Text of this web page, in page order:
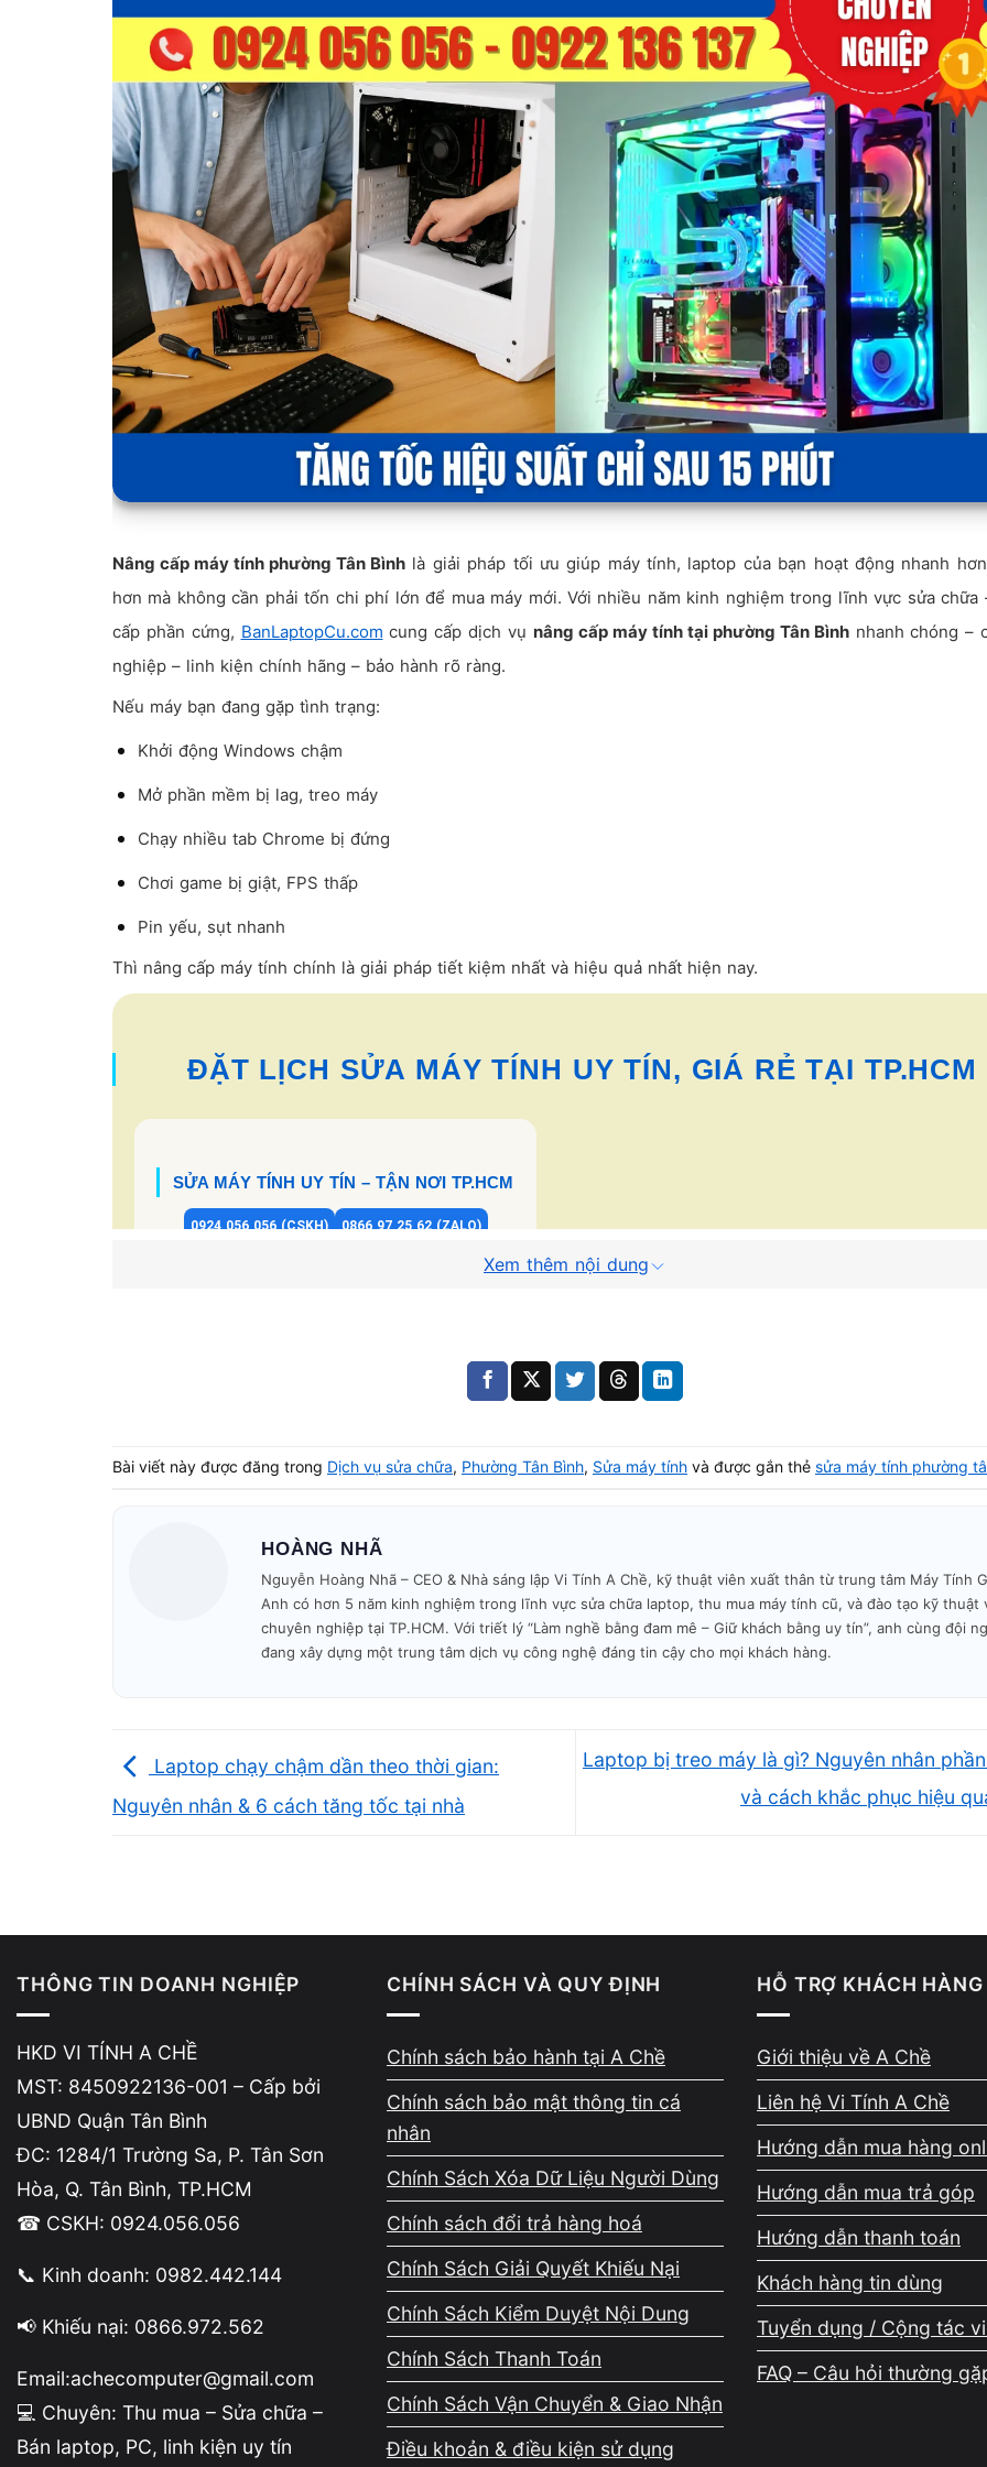
Nâng cấp máy tính phường Tân Bình là giải pháp tối ưu giúp máy tính, laptop của bạn hoạt động nhanh
hơn mà không cần phải tốn chi phí lớn để mua máy mới. Với nhiều năm kinh nghiệm trong lĩnh vực sửa chữa
cấp phần cứng, BanLaptopCu.com cung cấp dịch vụ nâng cấp máy tính tại phường Tân Bìnhnhanh chóng –
nghiệp – linh kiện chính hãng – bảo hành rõ ràng.
Nếu máy bạn đang gặp tình trạng:
Khởi động Windows chậm
Mở phần mềm bị lag, treo máy
Chạy nhiều tab Chrome bị đứng
Chơi game bị giật, FPS thấp
Pin yếu, sụt nhanh
Thì nâng cấp máy tính chính là giải pháp tiết kiệm nhất và hiệu quả nhất hiện nay.
ĐẶT LỊCH SỬA MÁY TÍNH UY TÍN, GIÁ RẺ TẠI TP.HCM
SỬA MÁY TÍNH UY TÍN – TẬN NƠI TP.HCM
0924 056 056 (CSKH) 0866 97 25 62 (ZALO)
Bảo mật dữ liệu tuyệt đối trước khi
khi sửa chữa.
Cam kếtBáo giá minh bạch -
Không ép giá.
📌 Điền form, kỹ thuật viên liên hệ trong 5 phút
🚗 Có mặt tại nhà khách trong30–45 phút.
🎁 Bảo hành minh bạch – không phát sinh phí.
Mở cửa: 09h00 – 19h30 mỗi ngày.
Vì sao khách hàng chọn Vi Tính A Chề
cần nâng cấp máy tính tại TP.HCM?
So với việc mua laptop mới tốn từ 12–30 triệu đồng, việc nâng cấp phần cứng giúp bạn:
Tiết kiệm 50–70% chi phí
Xem thêm nội dung
Bài viết này được đăng trong Dịch vụ sửa chữa, Phường Tân Bình, Sửa máy tính và được gắn thẻ sửa máy tính phường
HOÀNG NHÃ
Nguyễn Hoàng Nhã – CEO & Nhà sáng lập Vi Tính A Chề, kỹ thuật viên xuất thân từ trung tâm Máy Tính
Anh có hơn 5 năm kinh nghiệm trong lĩnh vực sửa chữa laptop, thu mua máy tính cũ, và đào tạo kỹ thuật
chuyên nghiệp tại TP.HCM. Với triết lý “Làm nghề bằng đam mê – Giữ khách bằng uy tín”, anh cùng đội
đang xây dựng một trung tâm dịch vụ công nghệ đáng tin cậy cho mọi khách hàng.
Laptop chạy chậm dần theo thời gian:
Nguyên nhân & 6 cách tăng tốc tại nhà
Laptop bị treo máy là gì? Nguyên nhân
và cách khắc phục hiệu
THÔNG TIN DOANH NGHIỆP
HKD VI TÍNH A CHỀ
MST: 8450922136-001 – Cấp bởi
UBND Quận Tân Bình
ĐC: 1284/1 Trường Sa, P. Tân Sơn
Hòa, Q. Tân Bình, TP.HCM
☎ CSKH: 0924.056.056
📞 Kinh doanh: 0982.442.144
📢 Khiếu nại: 0866.972.562
Email:achecomputer@gmail.com
💻 Chuyên: Thu mua – Sửa chữa –
Bán laptop, PC, linh kiện uy tín
CHÍNH SÁCH VÀ QUY ĐỊNH
Chính sách bảo hành tại A Chề
Chính sách bảo mật thông tin cá
nhân
Chính Sách Xóa Dữ Liệu Người Dùng
Chính sách đổi trả hàng hoá
Chính Sách Giải Quyết Khiếu Nại
Chính Sách Kiểm Duyệt Nội Dung
Chính Sách Thanh Toán
Chính Sách Vận Chuyển & Giao Nhận
Điều khoản & điều kiện sử dụng
HỖ TRỢ KHÁCH HÀNG
Giới thiệu về A Chề
Liên hệ Vi Tính A Chề
Hướng dẫn mua hàng
Hướng dẫn mua trả góp
Hướng dẫn thanh toán
Khách hàng tin dùng
Tuyển dụng / Cộng tác
FAQ – Câu hỏi thường